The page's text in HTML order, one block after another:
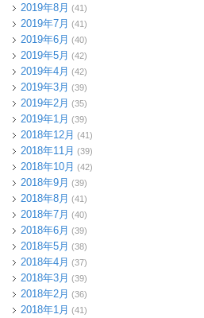
2019年8月 (41)
2019年7月 (41)
2019年6月 (40)
2019年5月 (42)
2019年4月 (42)
2019年3月 (39)
2019年2月 (35)
2019年1月 (39)
2018年12月 (41)
2018年11月 (39)
2018年10月 (42)
2018年9月 (39)
2018年8月 (41)
2018年7月 (40)
2018年6月 (39)
2018年5月 (38)
2018年4月 (37)
2018年3月 (39)
2018年2月 (36)
2018年1月 (41)